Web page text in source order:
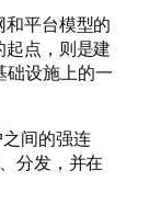
和平台模型的
起点，则是建
础设施上的一
间的强连
分发，并在